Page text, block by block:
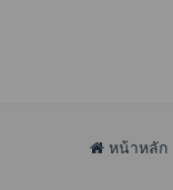
หน้าหลัก